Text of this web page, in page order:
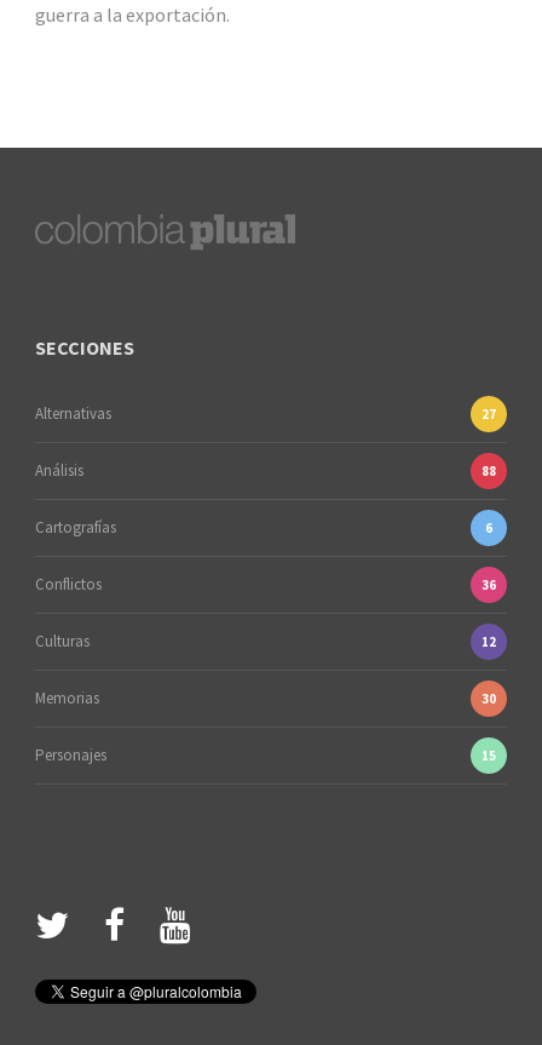
guerra a la exportación.
SECCIONES
Alternativas 27
Análisis 88
Cartografías 6
Conflictos 36
Culturas 12
Memorias 30
Personajes 15